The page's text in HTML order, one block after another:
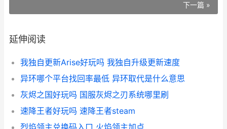
下一篇 »
延伸阅读
我独自更新Arise好玩吗 我独自升级更新速度
异环哪个平台找回率最低 异环取代是什么意思
灰烬之国好玩吗 国服灰烬之刃系统哪里刷
速降王者好玩吗 速降王者steam
烈焰领主兑换码入口 火焰领主加点